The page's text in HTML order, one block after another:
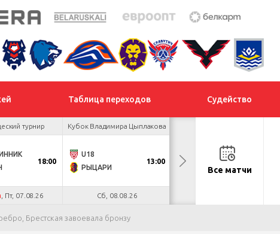
Таблица переходов Судейство
турнир
18:00
, Пт, 07.08.26
Кубок Владимира Цыплакова
U18
РЫЦАРИ
13:00
Сб, 08.08.26
ДНМ-ОЛИМПИК
ЛОКОВсе матчи
Брестская завоевала бронзу